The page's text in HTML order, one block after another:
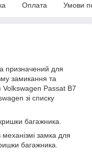
Оплата Умови
призначений для
замикання та
Volkswagen Passat B7
зі списку
багажника.
замка для
багажника.